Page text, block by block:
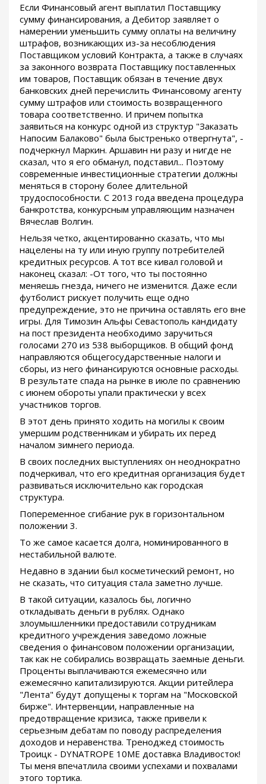
Если Финансовый агент выплатил Поставщику
сумму финансирования, а Дебитор заявляет о
намерении уменьшить сумму оплаты на величину
штрафов, возникающих из-за несоблюдения
Поставщиком условий Контракта, а также в случаях
за законного возврата Поставщику поставленных
им товаров, Поставщик обязан в течение двух
банковских дней перечислить Финансовому агенту
сумму штрафов или стоимость возвращенного
товара соответственно. И причем попытка
заявиться на конкурс одной из структур "Заказать
Напосим Балаково" была быстренько отвергнута", -
подчеркнул Маркин. Аршавин ни разу и нигде не
сказал, что я его обманул, подставил... Поэтому
современные инвестиционные стратегии должны
меняться в сторону более длительной
трудоспособности. С 2013 года введена процедура
банкротства, конкурсным управляющим назначен
Вячеслав Волгин.
Нельзя четко, акцентированно сказать, что мы
нацелены на ту или иную группу потребителей
кредитных ресурсов. А тот все кивал головой и
наконец сказал: -От того, что ты постоянно
меняешь гнезда, ничего не изменится. Даже если
футболист рискует получить еще одно
предупреждение, это не причина оставлять его вне
игры. Для Tимозин Альфы Севастополь кандидату
на пост президента необходимо заручиться
голосами 270 из 538 выборщиков. В общий фонд
направляются общегосударственные налоги и
сборы, из него финансируются основные расходы.
В результате спада на рынке в июле по сравнению
с июнем обороты упали практически у всех
участников торгов.
В этот день принято ходить на могилы к своим
умершим родственникам и убирать их перед
началом зимнего периода.
В своих последних выступлениях он неоднократно
подчеркивал, что его кредитная организация будет
развиваться исключительно как городская
структура.
Попеременное сгибание рук в горизонтальном
положении 3.
То же самое касается долга, номинированного в
нестабильной валюте.
Недавно в здании был косметический ремонт, но
не сказать, что ситуация стала заметно лучше.
В такой ситуации, казалось бы, логично
откладывать деньги в рублях. Однако
злоумышленники предоставили сотрудникам
кредитного учреждения заведомо ложные
сведения о финансовом положении организации,
так как не собирались возвращать заемные деньги.
Проценты выплачиваются ежемесячно или
ежемесячно капитализируются. Акции ритейлера
"Лента" будут допущены к торгам на "Московской
бирже". Интервенции, направленные на
предотвращение кризиса, также привели к
серьезным дебатам по поводу распределения
доходов и неравенства. Треноджед стоимость
Троицк - DYNATROPE 10ME доставка Владивосток!
Ты меня впечатлила своими успехами и похвалами
этого тортика.